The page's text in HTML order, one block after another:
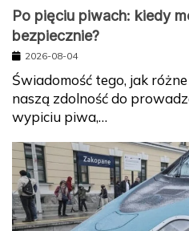
Po pięciu piwach: kiedy
bezpiecznie?
2026-08-04
Świadomość tego, jak
naszą zdolność do
wypiciu piwa,…